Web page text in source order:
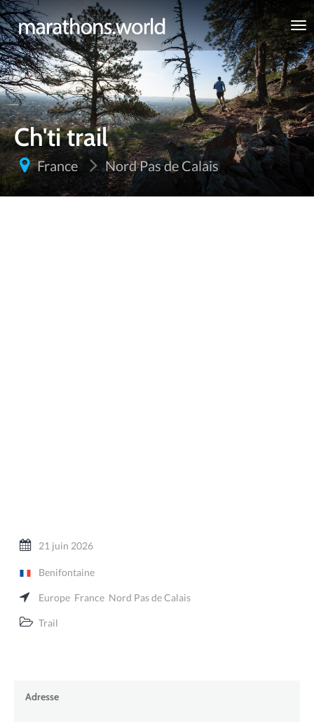
marathons.world
Ch'ti trail
France Nord Pas de Calais
21 juin 2026
Benifontaine
Europe France Nord Pas de Calais
Trail
Adresse